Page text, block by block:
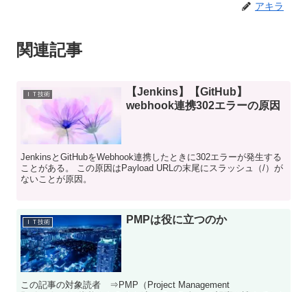
アキラ
関連記事
ＩＴ技術
【Jenkins】【GitHub】
webhook連携302エラーの原因
JenkinsとGitHubをWebhook連携したときに302エラーが発生する
ことがある。 この原因はPayload URLの末尾にスラッシュ（/）が
ないことが原因。
ＩＴ技術 PMPは役に立つのか
この記事の対象読者 ⇒PMP（Project Management